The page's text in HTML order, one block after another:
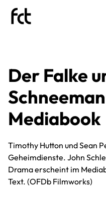
Der Falke
Mediabook
Timothy Hutton und Sean
Geheimdienste. John
Drama erscheint im
Text. (OFDb Filmworks)